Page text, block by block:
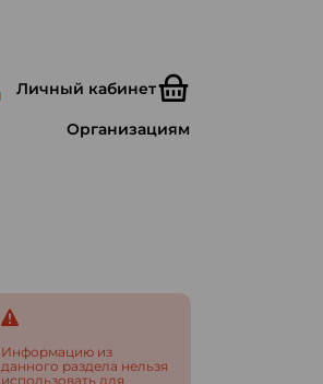
Личный кабинет
Организациям
Информацию из
данного раздела нельзя
использовать для